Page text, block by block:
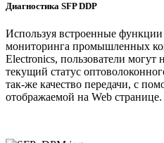
Диагностика SFP DDP
Используя встроенные
мониторинга промышленных
Electronics, пользователи
текущий статус
так-же качество передачи, с
отображаемой на Web странице.